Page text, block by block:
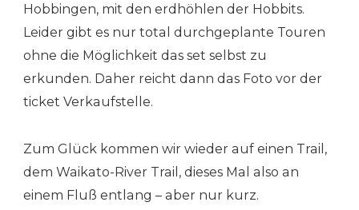
Hobbingen, mit den erdhöhlen der Hobbits.
Leider gibt es nur total durchgeplante Touren
ohne die Möglichkeit das set selbst zu
erkunden. Daher reicht dann das Foto vor der
ticket Verkaufstelle.
Zum Glück kommen wir wieder auf einen Trail,
dem Waikato-River Trail, dieses Mal also an
einem Fluß entlang – aber nur kurz.